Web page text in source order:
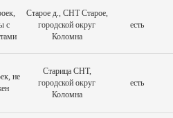
с
Старое д., СНТ Старое,
городской округ
Коломна
есть
не
Старица СНТ,
городской округ
Коломна
есть